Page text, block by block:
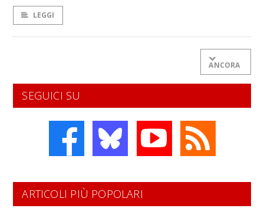
LEGGI
ANCORA
SEGUICI SU
ARTICOLI PIÙ POPOLARI